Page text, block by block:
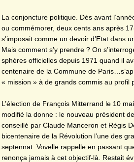
La conjoncture politique. Dès avant
ou commémorer, deux cents ans après
s’imposait comme un devoir d’Etat dans
Mais comment s’y prendre ? On
sphères officielles depuis 1971 quand il
centenaire de la Commune de
« mission » à de grands commis au profil
L’élection de François Mitterrand le 10
modifié la donne : le nouveau président
conseillé par Claude Manceron et Régis
bicentenaire de la Révolution l’une des
septennat. Vovelle rappelle en passant
renonça jamais à cet objectif-là. Restait